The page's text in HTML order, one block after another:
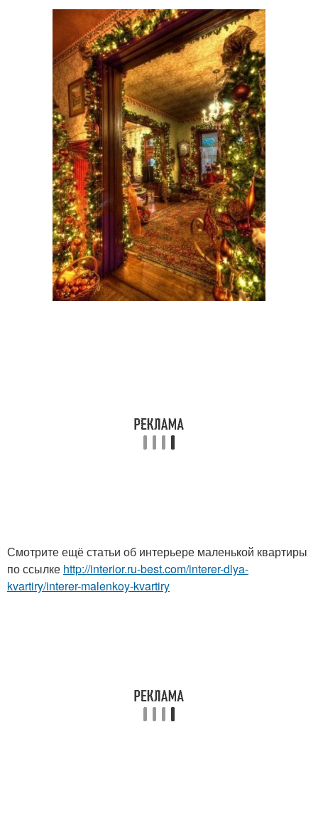
Смотрите ещё статьи об интерьере маленькой квартиры
по ссылке http://interior.ru-best.com/interer-dlya-
kvartiry/interer-malenkoy-kvartiry